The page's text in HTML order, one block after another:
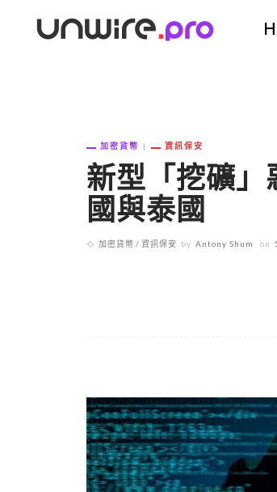
加密貨幣 資訊保安
新型「挖礦
國與泰國
加密貨幣 資訊保安 by Antony Shum on